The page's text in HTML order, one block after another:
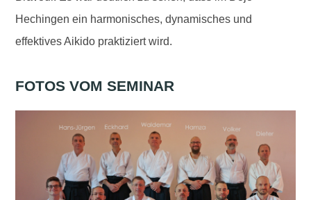
Hechingen ein harmonisches, dynamisches und
effektives Aikido praktiziert wird.
FOTOS VOM SEMINAR